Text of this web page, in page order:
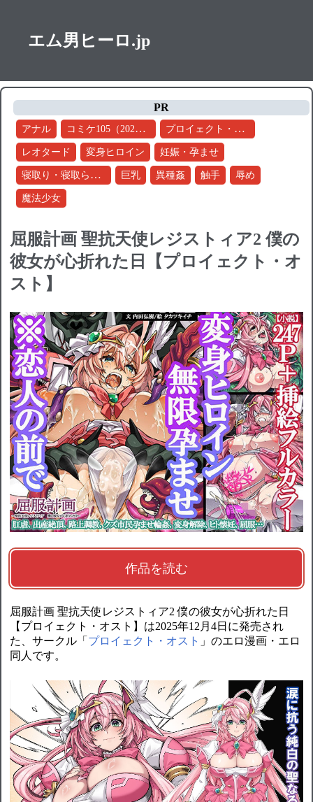
エム男ヒーロ.jp
PR
アナル コミケ105（2024冬） プロイェクト・オスト
レオタード 変身ヒロイン 妊娠・孕ませ
寝取り・寝取られ・NTR 巨乳 異種姦 触手 辱め
魔法少女
屈服計画 聖抗天使レジストィア2 僕の
彼女が心折れた日【プロイェクト・オ
スト】
作品を読む
屈服計画 聖抗天使レジストィア2 僕の彼女が心折れた日
【プロイェクト・オスト】は2025年12月4日に発売され
た、サークル「 プロイェクト・オスト 」のエロ漫画・エロ
同人です。